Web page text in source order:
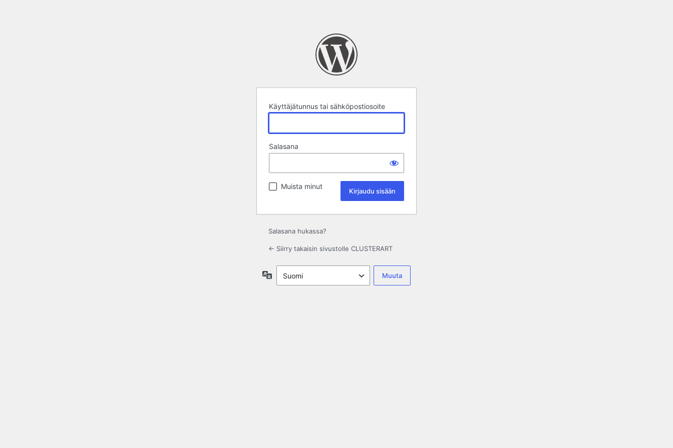
Käyttäjätunnus tai sähköpostiosoite
Salasana
Muista minut
Salasana hukassa?
← Siirry takaisin sivustolle CLUSTERART
Kieli